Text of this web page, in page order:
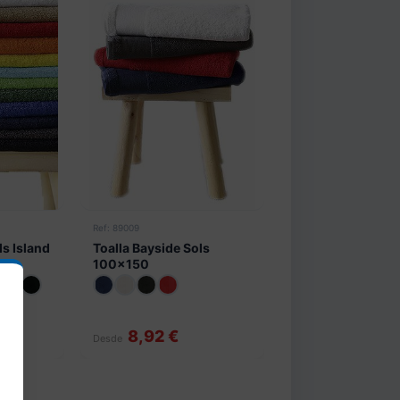
Island
Ref: 89009
Toalla Bayside Sols
100x150
Desde 8,92 €